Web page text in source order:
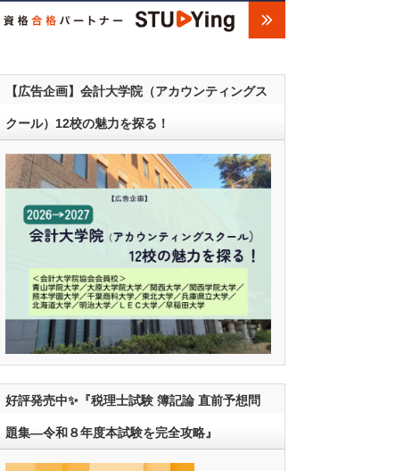
【広告企画】会計大学院（アカウンティングス
クール）12校の魅力を探る！
好評発売中✨『税理士試験 簿記論 直前予想問
題集―令和８年度本試験を完全攻略』